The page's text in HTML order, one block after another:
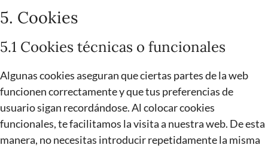
5. Cookies
5.1 Cookies técnicas o funcionales
Algunas cookies aseguran que ciertas partes de la web
funcionen correctamente y que tus preferencias de
usuario sigan recordándose. Al colocar cookies
funcionales, te facilitamos la visita a nuestra web. De esta
manera, no necesitas introducir repetidamente la misma